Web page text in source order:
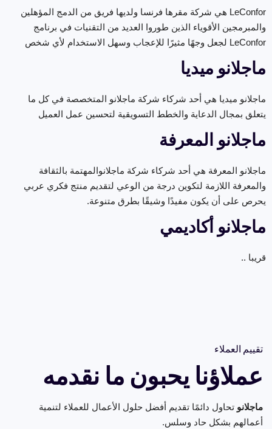
LeConfor هي شركة مقرها فرنسا ولديها فريق من الدمج المؤهلين
والمبرمجين الأقوياء الذين طوروا العديد من التقنيات في برنامج
LeConfor لجعل وجهًا مثيرًا للإعجاب وسهل الاستخدام لأي شخص
ماجلانو ميديا
ماجلانو ميديا هي أحد شركاء شركة ماجلانو المتخصصة في كل ما
يتعلق بمجال الدعاية والخطط التسويقية لتحسين عمل العميل
ماجلانو المعرفة
ماجلانو المعرفة هي أحد شركاء شركة ماجلانوالمهتمة بالثقافة
والمعرفة اللازمة لتكوين درجة من الوعي لتقديم منتج فكري عربي
يحرص على أن يكون مفيدًا وشيقًا بطرق متنوعة.
ماجلانو أكاديمي
قريبا ..
تقييم العملاء
عملاؤنا يحبون ما نقدمه
ماجلانو تحاول دائمًا تقديم أفضل حلول الأعمال للعملاء لتنمية
أعمالهم بشكل حاد وسلس.